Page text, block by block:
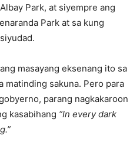
Park, at siyempre ang
Park at sa kung
masayang eksenang ito sa
matinding sakuna. Pero para
parang nagkakaroon
kasabihang “In every dark